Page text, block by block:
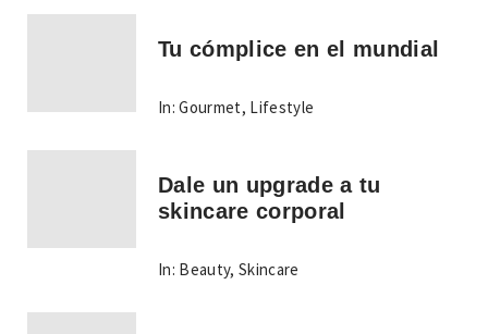
Tu cómplice en el mundial
In: Gourmet, Lifestyle
Dale un upgrade a tu
skincare corporal
In: Beauty,Skincare